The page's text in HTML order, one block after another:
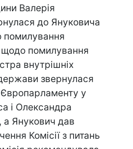
Валерія
до Януковича
помилування
помилування
внутрішніх
звернулася
Європарламенту у
і Олександра
а Янукович дав
Комісії з питань